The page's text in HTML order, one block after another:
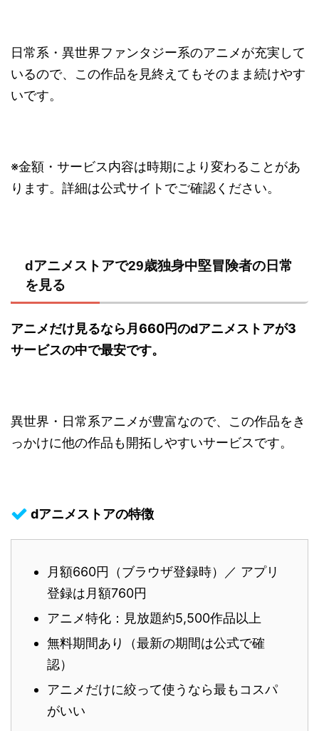
日常系・異世界ファンタジー系のアニメが充実して
いるので、この作品を見終えてもそのまま続けやす
いです。
※金額・サービス内容は時期により変わることがあ
ります。詳細は公式サイトでご確認ください。
dアニメストアで29歳独身中堅冒険者の日常
を見る
アニメだけ見るなら月660円のdアニメストアが3
サービスの中で最安です。
異世界・日常系アニメが豊富なので、この作品をき
っかけに他の作品も開拓しやすいサービスです。
dアニメストアの特徴
月額660円（ブラウザ登録時）／ アプリ
登録は月額760円
アニメ特化：見放題約5,500作品以上
無料期間あり（最新の期間は公式で確
認）
アニメだけに絞って使うなら最もコスパ
がいい